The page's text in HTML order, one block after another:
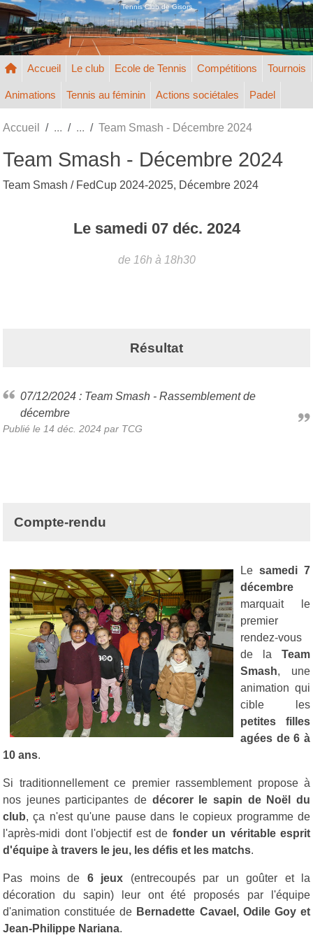
Tennis Club de Gisors
Accueil Le club Ecole de Tennis Compétitions Tournois
Animations Tennis au féminin Actions sociétales Padel
Accueil Team Smash - Décembre 2024
Team Smash - Décembre 2024
Team Smash / FedCup 2024-2025, Décembre 2024
Le samedi 07 déc. 2024
de 16h à 18h30
Résultat
07/12/2024 : Team Smash - Rassemblement de
décembre
Publié le 14 déc. 2024 par TCG
Compte-rendu
Le samedi 7
décembre
marquait le
premier
rendez-vous
de la Team
Smash, une
animation qui
cible les
petites filles
agées de 6 à
10 ans.
Si traditionnellement ce premier rassemblement propose à
nos jeunes participantes de décorer le sapin de Noël du
club, ça n'est qu'une pause dans le copieux programme de
l'après-midi dont l'objectif est de fonder un véritable esprit
d'équipe à travers le jeu, les défis et les matchs.
Pas moins de 6 jeux (entrecoupés par un goûter et la
décoration du sapin) leur ont été proposés par l'équipe
d'animation constituée de Bernadette Cavael, Odile Goy et
Jean-Philippe Nariana.
Panneau de gestion des cookies